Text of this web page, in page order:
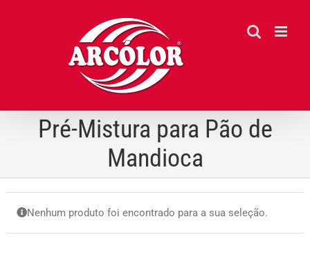
Pré-Mistura para Pão de
Mandioca
Nenhum produto foi encontrado para a sua seleção.